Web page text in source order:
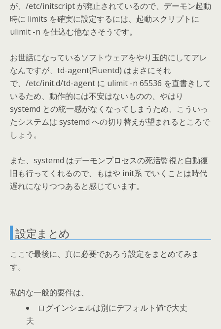
が、/etc/initscript が廃止されているので、デーモン起動
時に limits を確実に設定するには、起動スクリプトに
ulimit -n を仕込む他なさそうです。
お世話になっているソフトウェアをやり玉的にしてアレ
なんですが、td-agent(Fluentd) はまさにそれ
で、/etc/init.d/td-agent に ulimit -n 65536 を直書きして
いるため、動作的には不安はないものの、やはり
systemd との統一感がなくなってしまうため、こういっ
たシステムは systemd への切り替えが望まれるところで
しょう。
また、systemd はデーモンプロセスの死活監視と自動復
旧も行ってくれるので、もはや init系 でいくことは時代
遅れになりつつあると感じています。
設定まとめ
ここで最後に、真に必要であろう設定をまとめてみま
す。
私的な一般的要件は、
ログインシェルは別にデフォルト値で大丈
夫